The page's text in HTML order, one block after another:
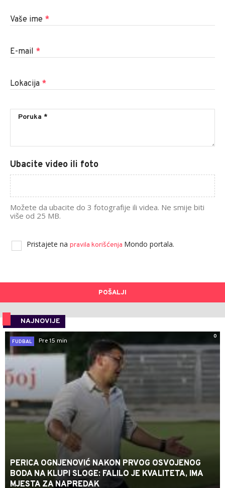
Vaše ime *
E-mail *
Lokacija *
Ubacite video ili foto
Možete da ubacite do 3 fotografije ili videa. Ne smije biti
više od 25 MB.
Pristajete na pravila korišćenja Mondo portala.
POŠALJI
NAJNOVIJE
0
FUDBAL
Pre 15 min
PERICA OGNJENOVIĆ NAKON PRVOG OSVOJENOG
BODA NA KLUPI SLOGE: FALILO JE KVALITETA, IMA
MJESTA ZA NAPREDAK